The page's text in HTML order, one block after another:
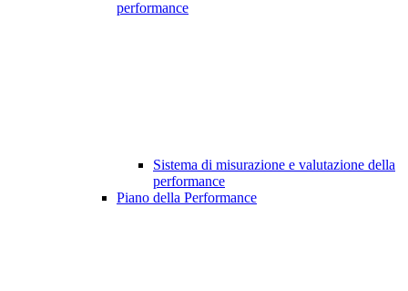
performance
Sistema di misurazione e valutazione della
performance
Piano della Performance